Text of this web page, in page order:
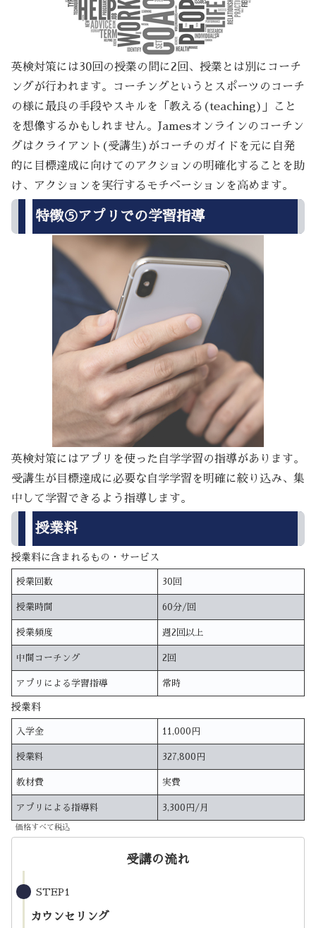
英検対策には30回の授業の間に2回、授業とは別にコーチ
ングが行われます。コーチングというとスポーツのコーチ
の様に最良の手段やスキルを「教える(teaching)」こと
を想像するかもしれません。Jamesオンラインのコーチン
グはクライアント(受講生)がコーチのガイドを元に自発
的に目標達成に向けてのアクションの明確化することを助
け、アクションを実行するモチベーションを高めます。
特徴⑤アプリでの学習指導
英検対策にはアプリを使った自学学習の指導があります。
受講生が目標達成に必要な自学学習を明確に絞り込み、集
中して学習できるよう指導します。
授業料
授業料に含まれるもの・サービス
授業回数 30回
授業時間 60分/回
授業頻度 週2回以上
中間コーチング 2回
アプリによる学習指導 常時
授業料
入学金 11,000円
授業料 327,800円
教材費 実費
アプリによる指導料 3,300円/月
価格すべて税込
受講の流れ
STEP1
カウンセリング